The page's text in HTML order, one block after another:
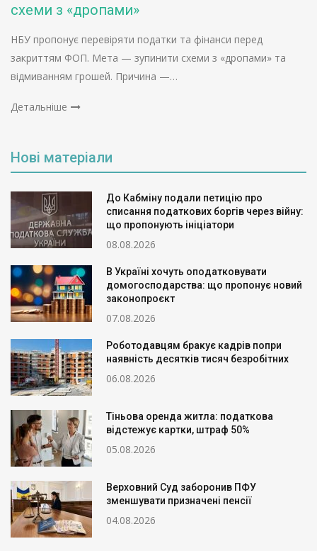
схеми з «дропами»
НБУ пропонує перевіряти податки та фінанси перед
закриттям ФОП. Мета — зупинити схеми з «дропами» та
відмиванням грошей. Причина —…
Детальніше
Нові матеріали
До Кабміну подали петицію про
списання податкових боргів через війну:
що пропонують ініціатори
08.08.2026
В Україні хочуть оподатковувати
домогосподарства: що пропонує новий
законопроєкт
07.08.2026
Роботодавцям бракує кадрів попри
наявність десятків тисяч безробітних
06.08.2026
Тіньова оренда житла: податкова
відстежує картки, штраф 50%
05.08.2026
Верховний Суд заборонив ПФУ
зменшувати призначені пенсії
04.08.2026